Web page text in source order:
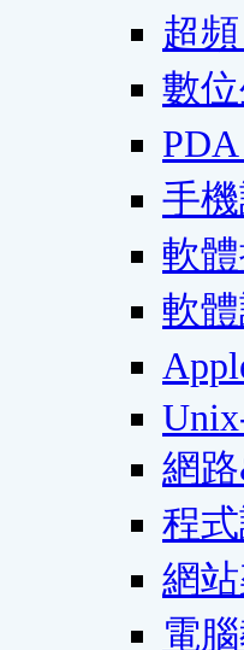
超
數
手
軟
軟
網
程
網
電